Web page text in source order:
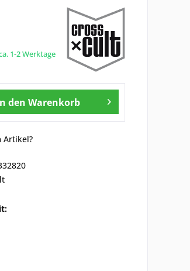
1-2 Werktage
den Warenkorb
Artikel?